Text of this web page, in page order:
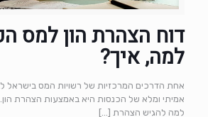
דוח הצהרת הון למס
למה, איך?
אחת הדרכים המרכזיות של רשויות המס בישראל
אמיתי ומלא של הכנסות היא באמצעות הצהרת
למה להגיש הצהרת […]